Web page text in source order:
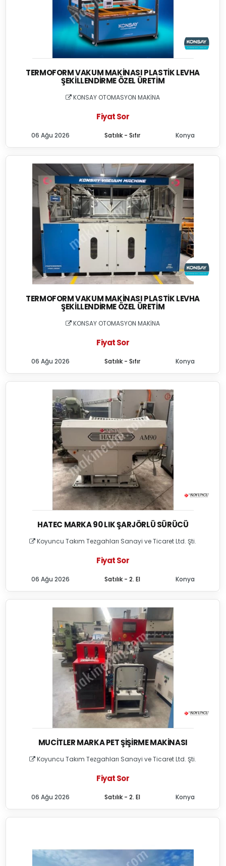
TERMOFORM VAKUM MAKINASI PLASTIK LEVHA
ŞEKILLENDIRME ÖZEL ÜRETIM
KONSAY OTOMASYON MAKİNA
Fiyat Sor
Satılık - Sıfır
06 Ağu 2026 Konya
TERMOFORM VAKUM MAKINASI PLASTIK LEVHA
ŞEKILLENDIRME ÖZEL ÜRETIM
KONSAY OTOMASYON MAKİNA
Fiyat Sor
Satılık - Sıfır
06 Ağu 2026 Konya
HATEC MARKA 90 LIK ŞARJÖRLÜ SÜRÜCÜ
Koyuncu Takım Tezgahları Sanayi ve Ticaret Ltd. Şti.
Fiyat Sor
Satılık - 2. El
06 Ağu 2026 Konya
MUCITLER MARKA PET ŞIŞIRME MAKINASI
Koyuncu Takım Tezgahları Sanayi ve Ticaret Ltd. Şti.
Fiyat Sor
Satılık - 2. El
06 Ağu 2026 Konya